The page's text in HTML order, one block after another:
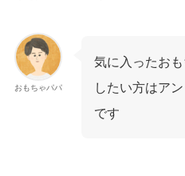
おもちゃパパ
気に入ったお
したい方はア
です